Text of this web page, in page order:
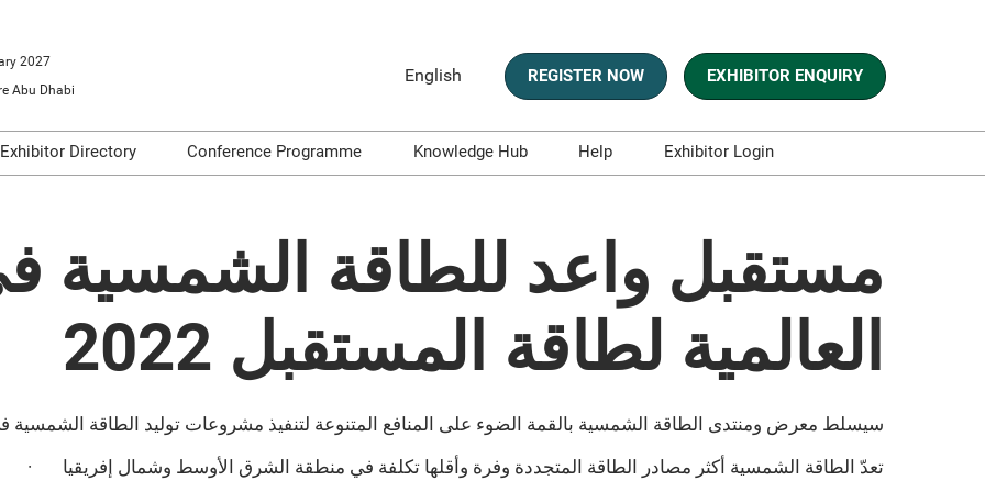
2027
Abu Dhabi
English
Arabic
REGISTER NOW EXHIBITOR ENQUIRY
Exhibitor Directory Conference Programme Knowledge Hub
Infographics
Report and Whitepapers
Help Exhibitor Login
مستقبل واعد للطاقة الشمسية
العالمية لطاقة المستقبل 2022
سيسلط معرض ومنتدى الطاقة الشمسية بالقمة الضوء على المنافع المتنوعة لتنفيذ مشروعات توليد الطاقة
· تعدّ الطاقة الشمسية أكثر مصادر الطاقة المتجددة وفرة وأقلها تكلفة في منطقة الشرق الأوسط وشمال إفريقيا